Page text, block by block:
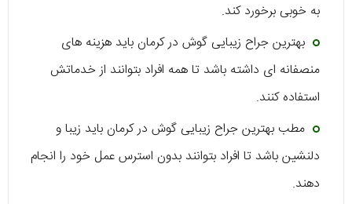
به خوبی برخورد کند.
بهترین جراح زیبایی گوش در کرمان باید هزینه های
منصفانه ای داشته باشد تا همه افراد بتوانند از خدماتش
استفاده کنند.
مطب بهترین جراح زیبایی گوش در کرمان باید زیبا و
دلنشین باشد تا افراد بتوانند بدون استرس عمل خود را انجام
دهند.